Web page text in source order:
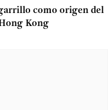
como origen del
Kong